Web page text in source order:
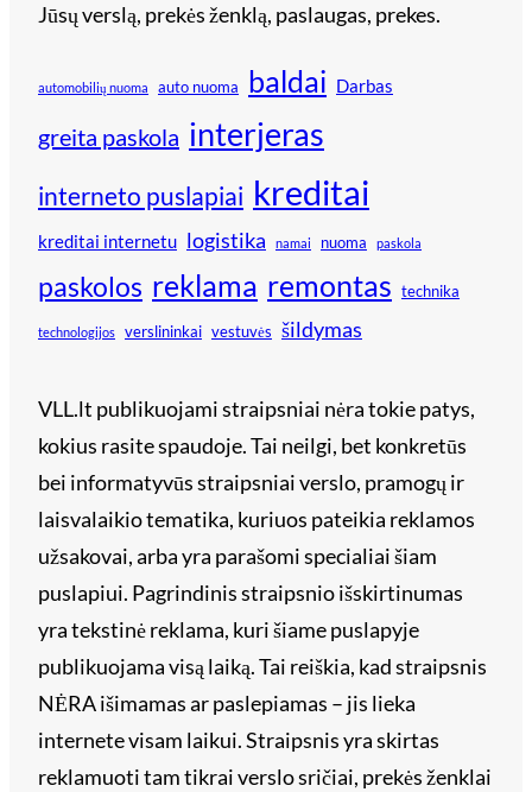
Jūsų verslą, prekės ženklą, paslaugas, prekes.
automobilių nuoma auto nuoma baldai Darbas
greita paskola interjeras
interneto puslapiai kreditai
kreditai internetu logistika namai nuoma paskola
paskolos reklama remontas technika
technologijos verslininkai vestuvės šildymas
VLL.lt publikuojami straipsniai nėra tokie patys,
kokius rasite spaudoje. Tai neilgi, bet konkretūs
bei informatyvūs straipsniai verslo, pramogų ir
laisvalaikio tematika, kuriuos pateikia reklamos
užsakovai, arba yra parašomi specialiai šiam
puslapiui. Pagrindinis straipsnio išskirtinumas
yra tekstinė reklama, kuri šiame puslapyje
publikuojama visą laiką. Tai reiškia, kad straipsnis
NĖRA išimamas ar paslepiamas – jis lieka
internete visam laikui. Straipsnis yra skirtas
reklamuoti tam tikrai verslo sričiai, prekės ženklai